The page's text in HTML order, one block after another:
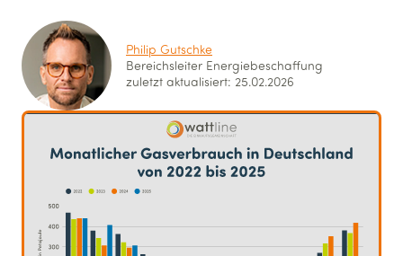
Philip Gutschke
Bereichsleiter Energie­beschaffung
zuletzt aktualisiert: 25.02.2026